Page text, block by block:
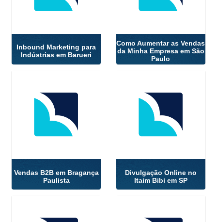
Inbound Marketing para
Indústrias em Barueri
Como Aumentar as Vendas
da Minha Empresa em São
Paulo
Vendas B2B em Bragança
Paulista
Divulgação Online no
Itaim Bibi em SP